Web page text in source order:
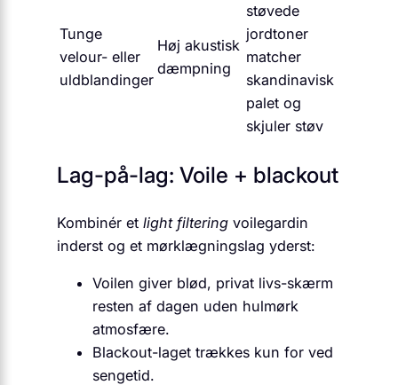
Tunge
velour- eller
uldblandinger
Høj akustisk
dæmpning
støvede
jordtoner
matcher
skandinavisk
palet og
skjuler støv
Lag-på-lag: Voile + blackout
Kombinér et light filtering voilegardin
inderst og et mørklægningslag yderst:
Voilen giver blød, privat livs-skærm
resten af dagen uden hulmørk
atmosfære.
Blackout-laget trækkes kun for ved
sengetid.